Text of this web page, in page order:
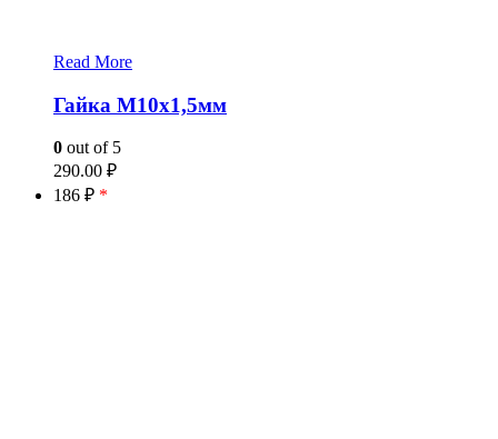
Read More
Гайка M10x1,5мм
0 out of 5
290.00 ₽
186 ₽ *